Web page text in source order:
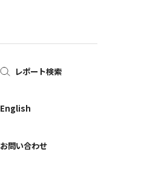
レポート検索
English
お問い合わせ